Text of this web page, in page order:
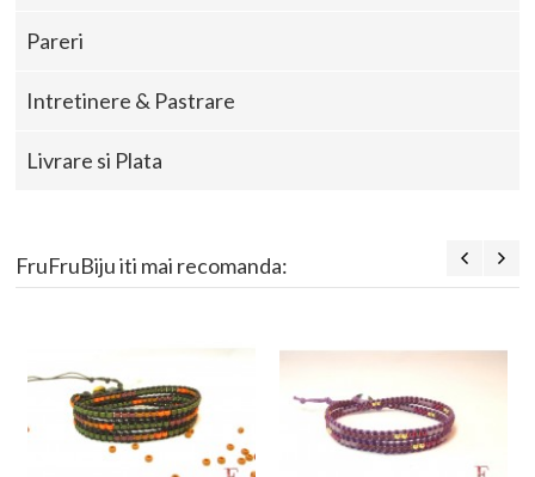
Pareri
Intretinere & Pastrare
Livrare si Plata
FruFruBiju iti mai recomanda: